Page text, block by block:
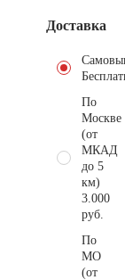
Доставка
По
Москве
(от
МКАД
до 5
км)
3.000
руб.
По
МО
(от